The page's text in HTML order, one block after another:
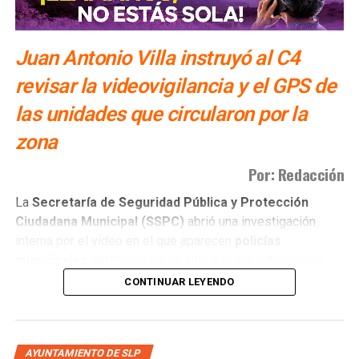
Juan Antonio Villa instruyó al C4
revisar la videovigilancia y el GPS de
las unidades que circularon por la
zona
Por: Redacción
La Secretaría de Seguridad Pública y Protección
Ciudadana Municipal (SSPC) abrió una investigación
tienen identificado comopunto de venta de drogas
el sistemaGPSde las unidades que pudieron circular por
CONTINUAR LEYENDO
AYUNTAMIENTO DE SLP